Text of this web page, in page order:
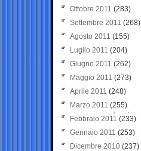
Ottobre 2011 (283)
Settembre 2011 (268)
Agosto 2011 (155)
Luglio 2011 (204)
Giugno 2011 (262)
Maggio 2011 (273)
Aprile 2011 (248)
Marzo 2011 (255)
Febbraio 2011 (233)
Gennaio 2011 (253)
Dicembre 2010 (237)